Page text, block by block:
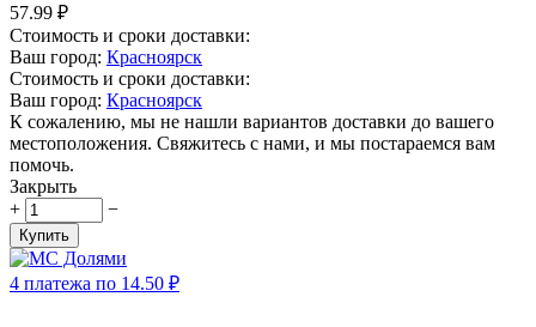
57.99 ₽
Стоимость и сроки доставки:
Ваш город: Красноярск
Стоимость и сроки доставки:
Ваш город: Красноярск
К сожалению, мы не нашли вариантов доставки до вашего
местоположения. Свяжитесь с нами, и мы постараемся вам
помочь.
Закрыть
+
−
Купить
4 платежа по 14.50 ₽